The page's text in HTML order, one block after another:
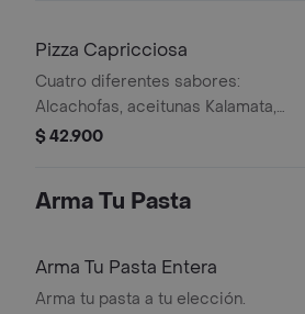
Pizza Capricciosa
Cuatro diferentes sabores:
Alcachofas, aceitunas Kalamata,
jamón serrano, mix de hongos. Mitad
$ 42.900
Arma Tu Pasta
Arma Tu Pasta Entera
Arma tu pasta a tu elección.